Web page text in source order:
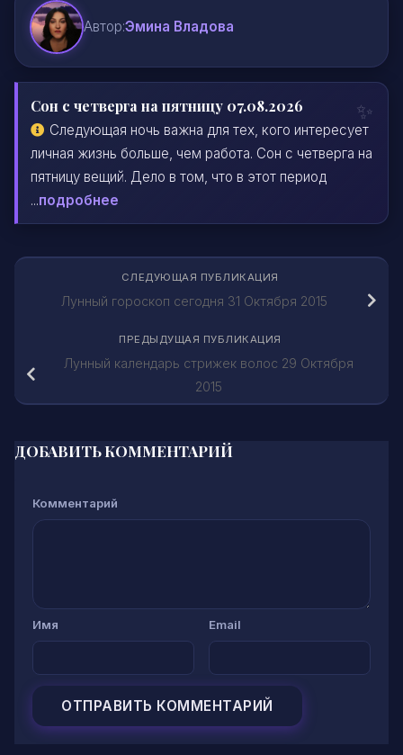
Автор:Эмина Владова
Сон с четверга на пятницу 07.08.2026
Следующая ночь важна для тех, кого интересует
личная жизнь больше, чем работа. Сон с четверга на
пятницу вещий. Дело в том, что в этот период
...подробнее
СЛЕДУЮЩАЯ ПУБЛИКАЦИЯ
Лунный гороскоп сегодня 31 Октября 2015
ПРЕДЫДУЩАЯ ПУБЛИКАЦИЯ
Лунный календарь стрижек волос 29 Октября
2015
ДОБАВИТЬ КОММЕНТАРИЙ
Комментарий
Имя Email